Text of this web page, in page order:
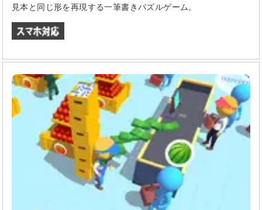
見本と同じ形を再現する一筆書きパズルゲーム。